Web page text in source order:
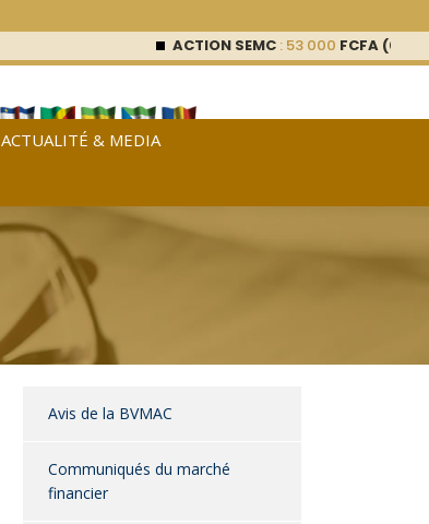
ACTION SEMC: 53 000FCFA (0 %)
ACTUALITÉ & MEDIA
Avis de la BVMAC
Communiqués du marché
financier